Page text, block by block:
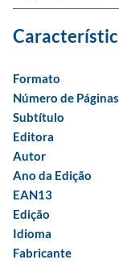
Formato
Número de Páginas
Subtítulo
Editora
Autor
Ano da Edição
EAN13
Edição
Idioma
Fabricante